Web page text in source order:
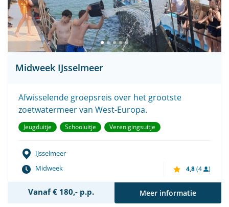
Midweek IJsselmeer
Afwisselende groepsreis over het grootste
zoetwatermeer van West-Europa.
Jeugduitje Schooluitje Verenigingsuitje
IJsselmeer
Midweek
4,8(4 )
Vanaf € 180,- p.p. Meer informatie